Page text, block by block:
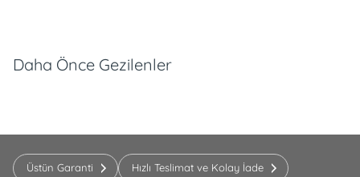
Daha Önce Gezilenler
Üstün Garanti Hızlı Teslimat ve Kolay İade